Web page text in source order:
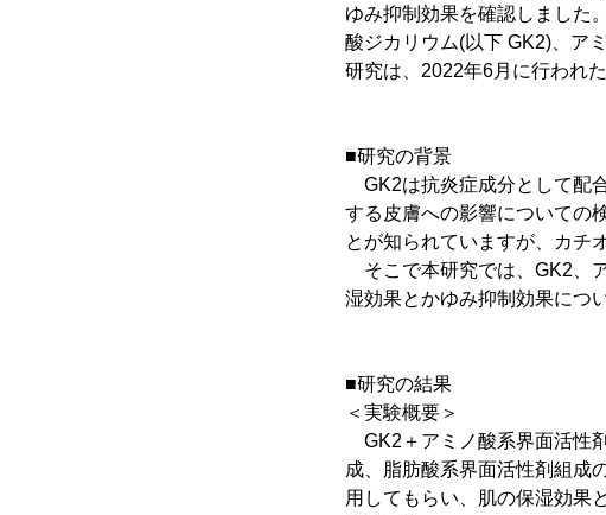
ゆみ抑制効果を確認しました
酸ジカリウム(以下 GK2)、ア
研究は、2022年6月に行われ
■研究の背景
GK2は抗炎症成分として配
する皮膚への影響についての
とが知られていますが、カチ
そこで本研究では、GK2、
湿効果とかゆみ抑制効果につ
■研究の結果
＜実験概要＞
GK2＋アミノ酸系界面活性
成、脂肪酸系界面活性剤組成
用してもらい、肌の保湿効果